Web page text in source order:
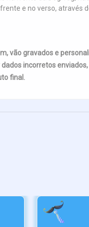
e no verso, através
vão gravados e
incorretos
final.